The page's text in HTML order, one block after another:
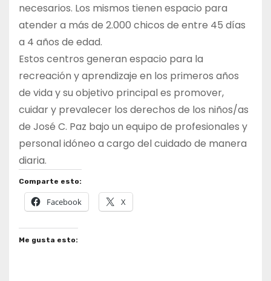
necesarios. Los mismos tienen espacio para
atender a más de 2.000 chicos de entre 45 días
a 4 años de edad.
Estos centros generan espacio para la
recreación y aprendizaje en los primeros años
de vida y su objetivo principal es promover,
cuidar y prevalecer los derechos de los niños/as
de José C. Paz bajo un equipo de profesionales y
personal idóneo a cargo del cuidado de manera
diaria.
Comparte esto:
Facebook X
Me gusta esto: